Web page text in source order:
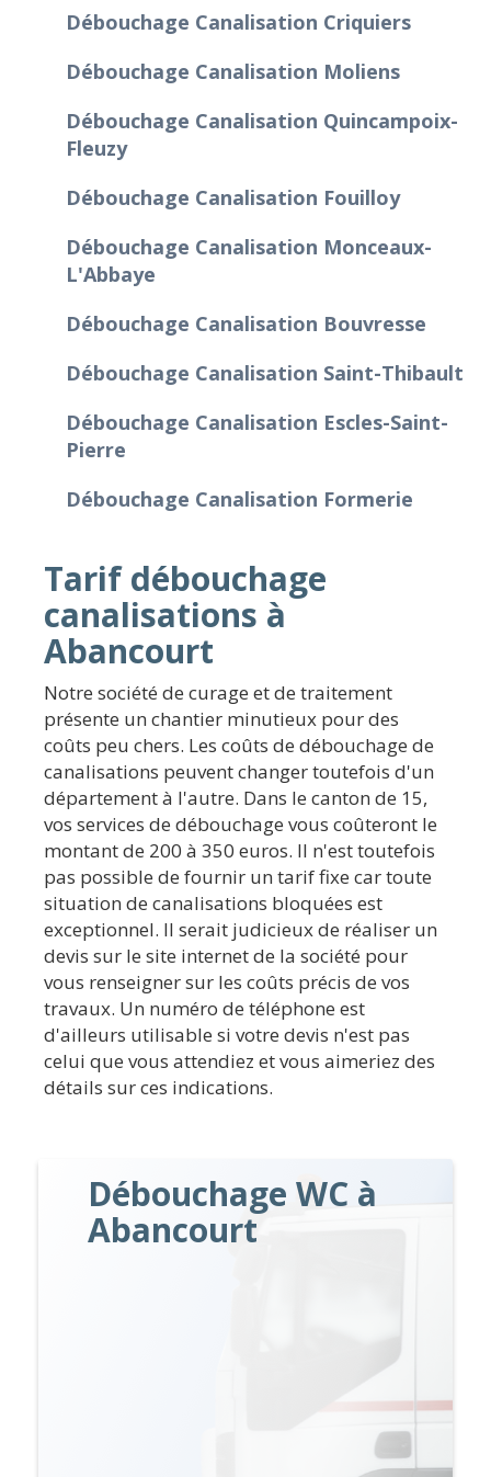
Débouchage Canalisation Criquiers
Débouchage Canalisation Moliens
Débouchage Canalisation Quincampoix-
Fleuzy
Débouchage Canalisation Fouilloy
Débouchage Canalisation Monceaux-
L'Abbaye
Débouchage Canalisation Bouvresse
Débouchage Canalisation Saint-Thibault
Débouchage Canalisation Escles-Saint-
Pierre
Débouchage Canalisation Formerie
Tarif débouchage
canalisations à
Abancourt
Notre société de curage et de traitement
présente un chantier minutieux pour des
coûts peu chers. Les coûts de débouchage de
canalisations peuvent changer toutefois d'un
département à l'autre. Dans le canton de 15,
vos services de débouchage vous coûteront le
montant de 200 à 350 euros. Il n'est toutefois
pas possible de fournir un tarif fixe car toute
situation de canalisations bloquées est
exceptionnel. Il serait judicieux de réaliser un
devis sur le site internet de la société pour
vous renseigner sur les coûts précis de vos
travaux. Un numéro de téléphone est
d'ailleurs utilisable si votre devis n'est pas
celui que vous attendiez et vous aimeriez des
détails sur ces indications.
Débouchage WC à
Abancourt